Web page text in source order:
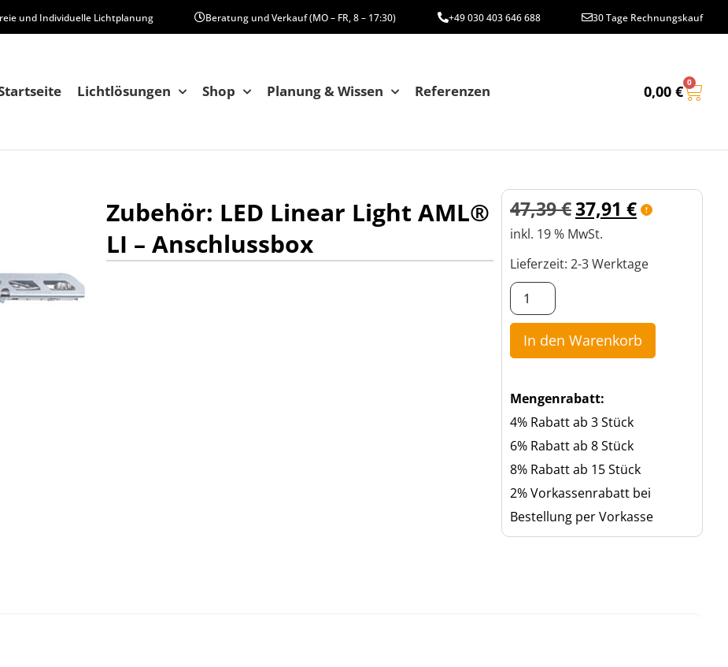
und Individuelle Lichtplanung Beratung und Verkauf (MO – FR, 8 – 17:30) +49 030 403 646 688 30 Tage Rechnungskauf
Lichtlösungen Shop Planung & Wissen Referenzen 0,00 €
0
Zubehör: LED Linear Light AML®
LI – Anschlussbox
47,39€37,91 €
inkl. 19 % MwSt.
Lieferzeit: 2-3 Werktage
In den Warenkorb
Mengenrabatt:
4% Rabatt ab 3 Stück
6% Rabatt ab 8 Stück
8% Rabatt ab 15 Stück
2% Vorkassenrabatt bei
Bestellung per Vorkasse